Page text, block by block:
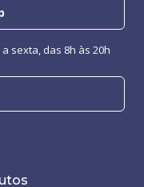
sexta, das 8h às 20h